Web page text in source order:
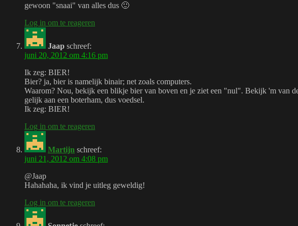
gewoon "snaai" van alles dus 🙂
Log in om te reageren
Jaap schreef:
juni 20, 2012 om 4:16 pm
Ik zeg: BIER!
Bier? ja, bier is namelijk binair; net zoals computers.
Waarom? Nou, bekijk een blikje bier van boven en je ziet een "nul". Bekijk 'm van
gelijk aan een boterham, dus voedsel.
Ik zeg: BIER!
Log in om te reageren
Martijn schreef:
juni 21, 2012 om 4:08 pm
@Jaap
Hahahaha, ik vind je uitleg geweldig!
Log in om te reageren